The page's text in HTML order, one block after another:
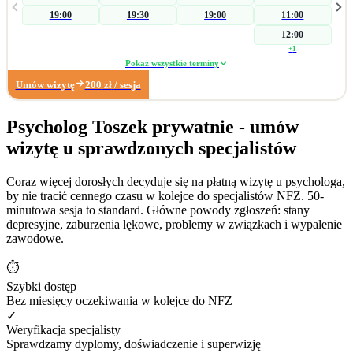
skierowania na badania laboratoryjne w celu wykluczenia somatycznych
przyczyn zaburzenia, a następnie koncentruję się na czynnikach
psychogennych. W zakresie wsparcia seksuologicznego pomagam parom i
osobom indywidualnym podczas konfliktów wpływających na ich seksualność.
Pracuję również z: • zaburzeniami libido (hiperlibidemia, hipolibidemia), •
od pornografii oraz masturbacji, • wpływem substancji psychoaktywnych na
seksualność. Poza obszarem seksuologicznym wspieram osoby z trudnościami
w radzeniu sobie z: • zarządzaniem trudnymi emocjami, • relacjami
społecznymi, • sytuacjami kryzysowymi i stresem adaptacyjnym, • obniżonym
nastrojem i lękiem. Dzięki wieloletniemu doświadczeniu w biznesie zapraszam
również na konsultacje dotyczące: • wypalenia zawodowego, • kryzysu
związanego z długotrwałym poszukiwaniem pracy, • stresu związanego ze
zmianą zawodową. Moje największe sukcesy zawodowe: • terapia
krótkoterminowa, której efektem było dokonanie coming outu w rodzinie, •
diagnoza wytrysku wstecznego, • diagnoza pochwicy.
19:00
19:30
19:00
11:00
12:00
+1
Pokaż wszystkie terminy
Umów wizytę 200 zł / sesja
Psycholog Toszek prywatnie - umów
wizytę u sprawdzonych specjalistów
Coraz więcej dorosłych decyduje się na płatną wizytę u psychologa,
by nie tracić cennego czasu w kolejce do specjalistów NFZ. 50-
minutowa sesja to standard. Główne powody zgłoszeń: stany
depresyjne, zaburzenia lękowe, problemy w związkach i wypalenie
zawodowe.
⏱
Szybki dostęp
Bez miesięcy oczekiwania w kolejce do NFZ
✓
Weryfikacja specjalisty
Sprawdzamy dyplomy, doświadczenie i superwizję